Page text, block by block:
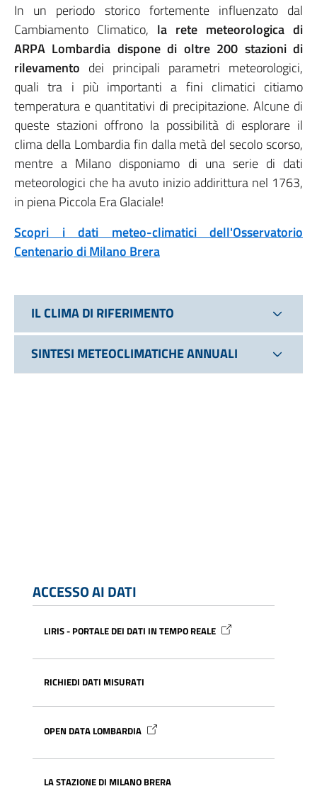
In un periodo storico fortemente influenzato dal
Cambiamento Climatico, la rete meteorologica di
ARPA Lombardia dispone di oltre 200 stazioni di
rilevamento dei principali parametri meteorologici,
quali tra i più importanti a fini climatici citiamo
temperatura e quantitativi di precipitazione. Alcune di
queste stazioni offrono la possibilità di esplorare il
clima della Lombardia fin dalla metà del secolo scorso,
mentre a Milano disponiamo di una serie di dati
meteorologici che ha avuto inizio addirittura nel 1763,
in piena Piccola Era Glaciale!
Scopri i dati meteo-climatici dell'Osservatorio
Centenario di Milano Brera
IL CLIMA DI RIFERIMENTO
SINTESI METEOCLIMATICHE ANNUALI
ACCESSO AI DATI
LIRIS - PORTALE DEI DATI IN TEMPO REALE
RICHIEDI DATI MISURATI
OPEN DATA LOMBARDIA
LA STAZIONE DI MILANO BRERA